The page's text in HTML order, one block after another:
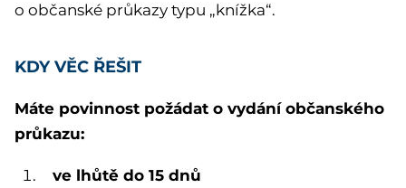
o občanské průkazy typu „knížka“.
KDY VĚC ŘEŠIT
Máte povinnost požádat o vydání občanského
průkazu:
ve lhůtě do 15 dnů